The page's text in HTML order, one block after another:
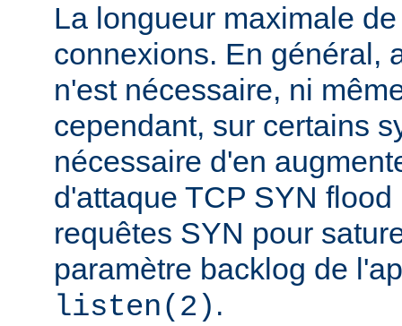
La longueur maximale
connexions. En général,
n'est nécessaire, ni
cependant, sur certains
nécessaire d'en
d'attaque TCP SYN
requêtes SYN pour
paramètre backlog de
listen(2) .